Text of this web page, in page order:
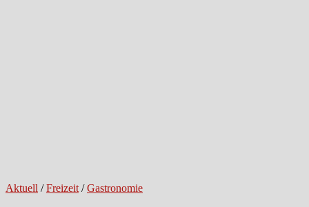
Aktuell /Freizeit /Gastronomie